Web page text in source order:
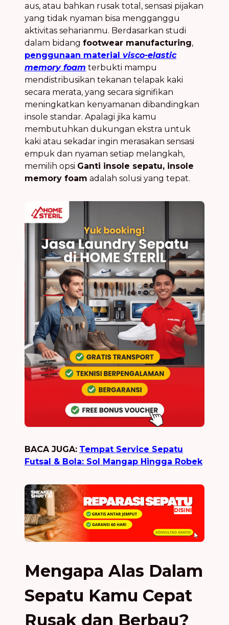
aus, atau bahkan rusak total, sensasi pijakan
yang tidak nyaman bisa mengganggu
aktivitas seharianmu. Berdasarkan studi
dalam bidang footwear manufacturing,
penggunaan material visco-elastic
memory foam terbukti mampu
mendistribusikan tekanan telapak kaki
secara merata, yang secara signifikan
meningkatkan kenyamanan dibandingkan
insole standar. Apalagi jika kamu
membutuhkan dukungan ekstra untuk
kaki atau sekadar ingin merasakan sensasi
empuk dan nyaman setiap melangkah,
memilih opsi Ganti insole sepatu, insole
memory foam adalah solusi yang tepat.
BACA JUGA: Tempat Service Sepatu
Futsal & Bola: Sol Mangap Hingga Robek
Mengapa Alas Dalam
Sepatu Kamu Cepat
Rusak dan Berbau?